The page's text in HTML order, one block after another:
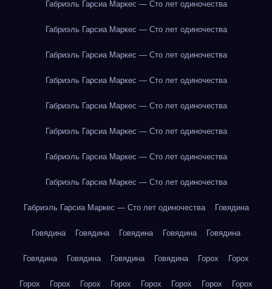
Габриэль Гарсиа Маркес — Сто лет одиночества
Габриэль Гарсиа Маркес — Сто лет одиночества
Габриэль Гарсиа Маркес — Сто лет одиночества
Габриэль Гарсиа Маркес — Сто лет одиночества
Габриэль Гарсиа Маркес — Сто лет одиночества
Габриэль Гарсиа Маркес — Сто лет одиночества
Габриэль Гарсиа Маркес — Сто лет одиночества
Габриэль Гарсиа Маркес — Сто лет одиночества
Габриэль Гарсиа Маркес — Сто лет одиночества Говядина
Говядина Говядина Говядина Говядина Говядина
Говядина Говядина Говядина Говядина Горох Горох
Горох Горох Горох Горох Горох Горох Горох Горох